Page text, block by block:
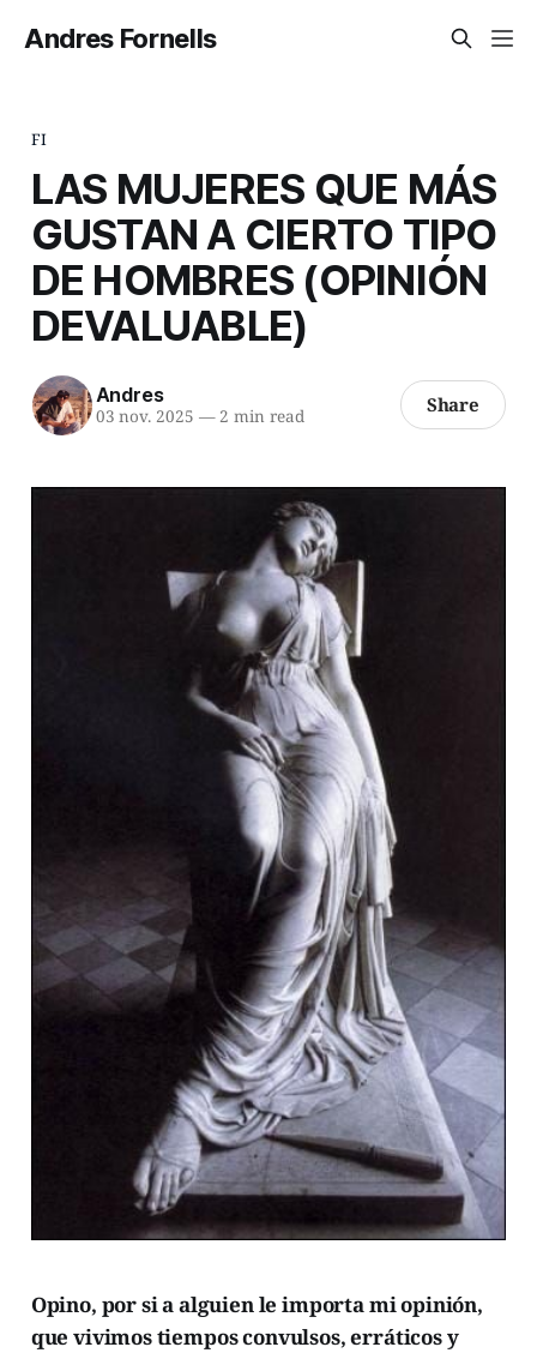
Andres Fornells
FI
LAS MUJERES QUE MÁS
GUSTAN A CIERTO TIPO
DE HOMBRES (OPINIÓN
DEVALUABLE)
Andres
03 nov. 2025 —2 min read Share
Opino, por si a alguien le importa mi opinión,
que vivimos tiempos convulsos, erráticos y